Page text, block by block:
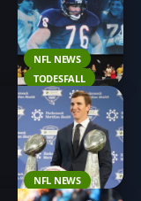
NFL NEWS
TODESFALL
NFL NEWS